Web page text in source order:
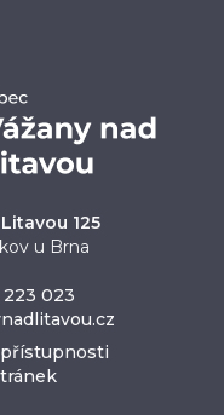
125
u Brna
023